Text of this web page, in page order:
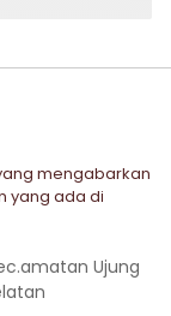
mengabarkan
yang ada di
Ujung